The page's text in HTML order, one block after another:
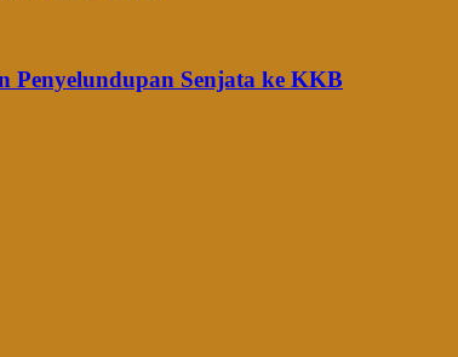
Penyelundupan Senjata ke KKB